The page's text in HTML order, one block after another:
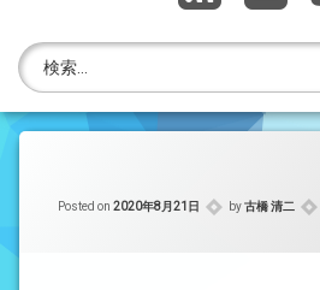
株主名簿管理人
ご相談について
検索:
Posted on 2020年8月21日 by古橋 清二